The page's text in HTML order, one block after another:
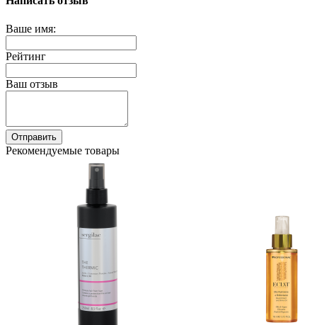
Ваше имя:
Рейтинг
Ваш отзыв
Отправить
Рекомендуемые товары